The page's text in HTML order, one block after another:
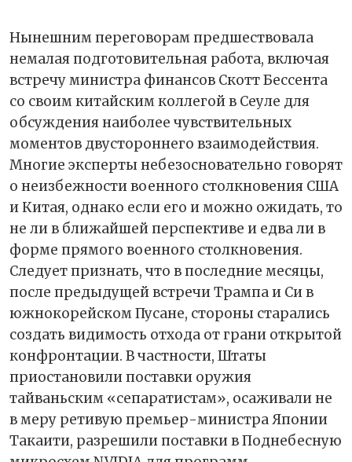
Нынешним переговорам предшествовала
немалая подготовительная работа, включая
встречу министра финансов Скотт Бессента
со своим китайским коллегой в Сеуле для
обсуждения наиболее чувствительных
моментов двустороннего взаимодействия.
Многие эксперты небезосновательно говорят
о неизбежности военного столкновения США
и Китая, однако если его и можно ожидать, то
не ли в ближайшей перспективе и едва ли в
форме прямого военного столкновения.
Следует признать, что в последние месяцы,
после предыдущей встречи Трампа и Си в
южнокорейском Пусане, стороны старались
создать видимость отхода от грани открытой
конфронтации. В частности, Штаты
приостановили поставки оружия
тайваньским «сепаратистам», осаживали не
в меру ретивую премьер-министра Японии
Такаити, разрешили поставки в Поднебесную